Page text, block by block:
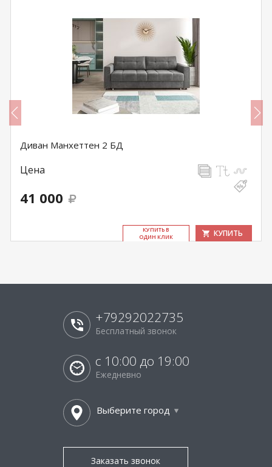
Диван Манхеттен 2 БД
Цена
41 000
КУ­ПИТЬ В
ОДИН КЛИК
КУПИТЬ
+79292022735
Бесплатный звонок
с 10:00 до 19:00
Ежедневно
Выберите город
Заказать звонок